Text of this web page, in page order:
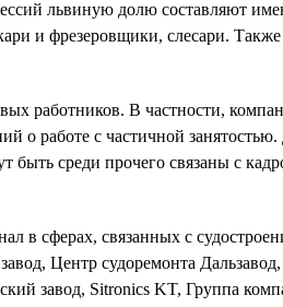
львиную долю составляют
и фрезеровщики, слесари.
работников. В частности,
о работе с частичной
среди прочего связаны с
в сферах, связанных с
Центр судоремонта
завод, Sitronics KT, Группа